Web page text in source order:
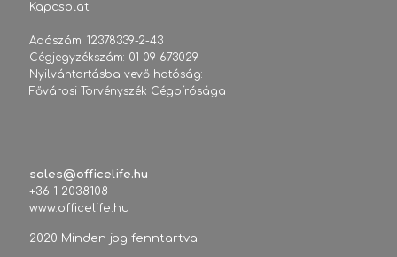
Kapcsolat
Adószám: 12378339-2-43
Cégjegyzékszám: 01 09 673029
Nyilvántartásba vevő hatóság:
Fővárosi Törvényszék Cégbírósága
sales@officelife.hu
+36 1 2038108
www.officelife.hu
2020 Minden jog fenntartva